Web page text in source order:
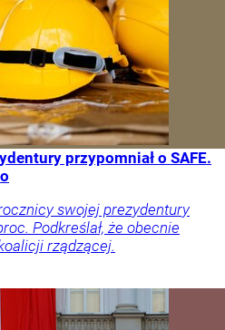
przypomniał o SAFE.
swojej prezydentury
Podkreślał, że obecnie
rządzącej.